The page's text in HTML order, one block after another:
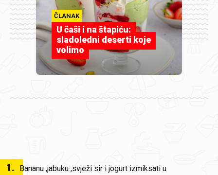
ČLANAK
U čaši i na štapiću:
sladoledni deserti koje
volimo
1.
Bananu ,jabuku ,svježi sir i jogurt izmiksati u